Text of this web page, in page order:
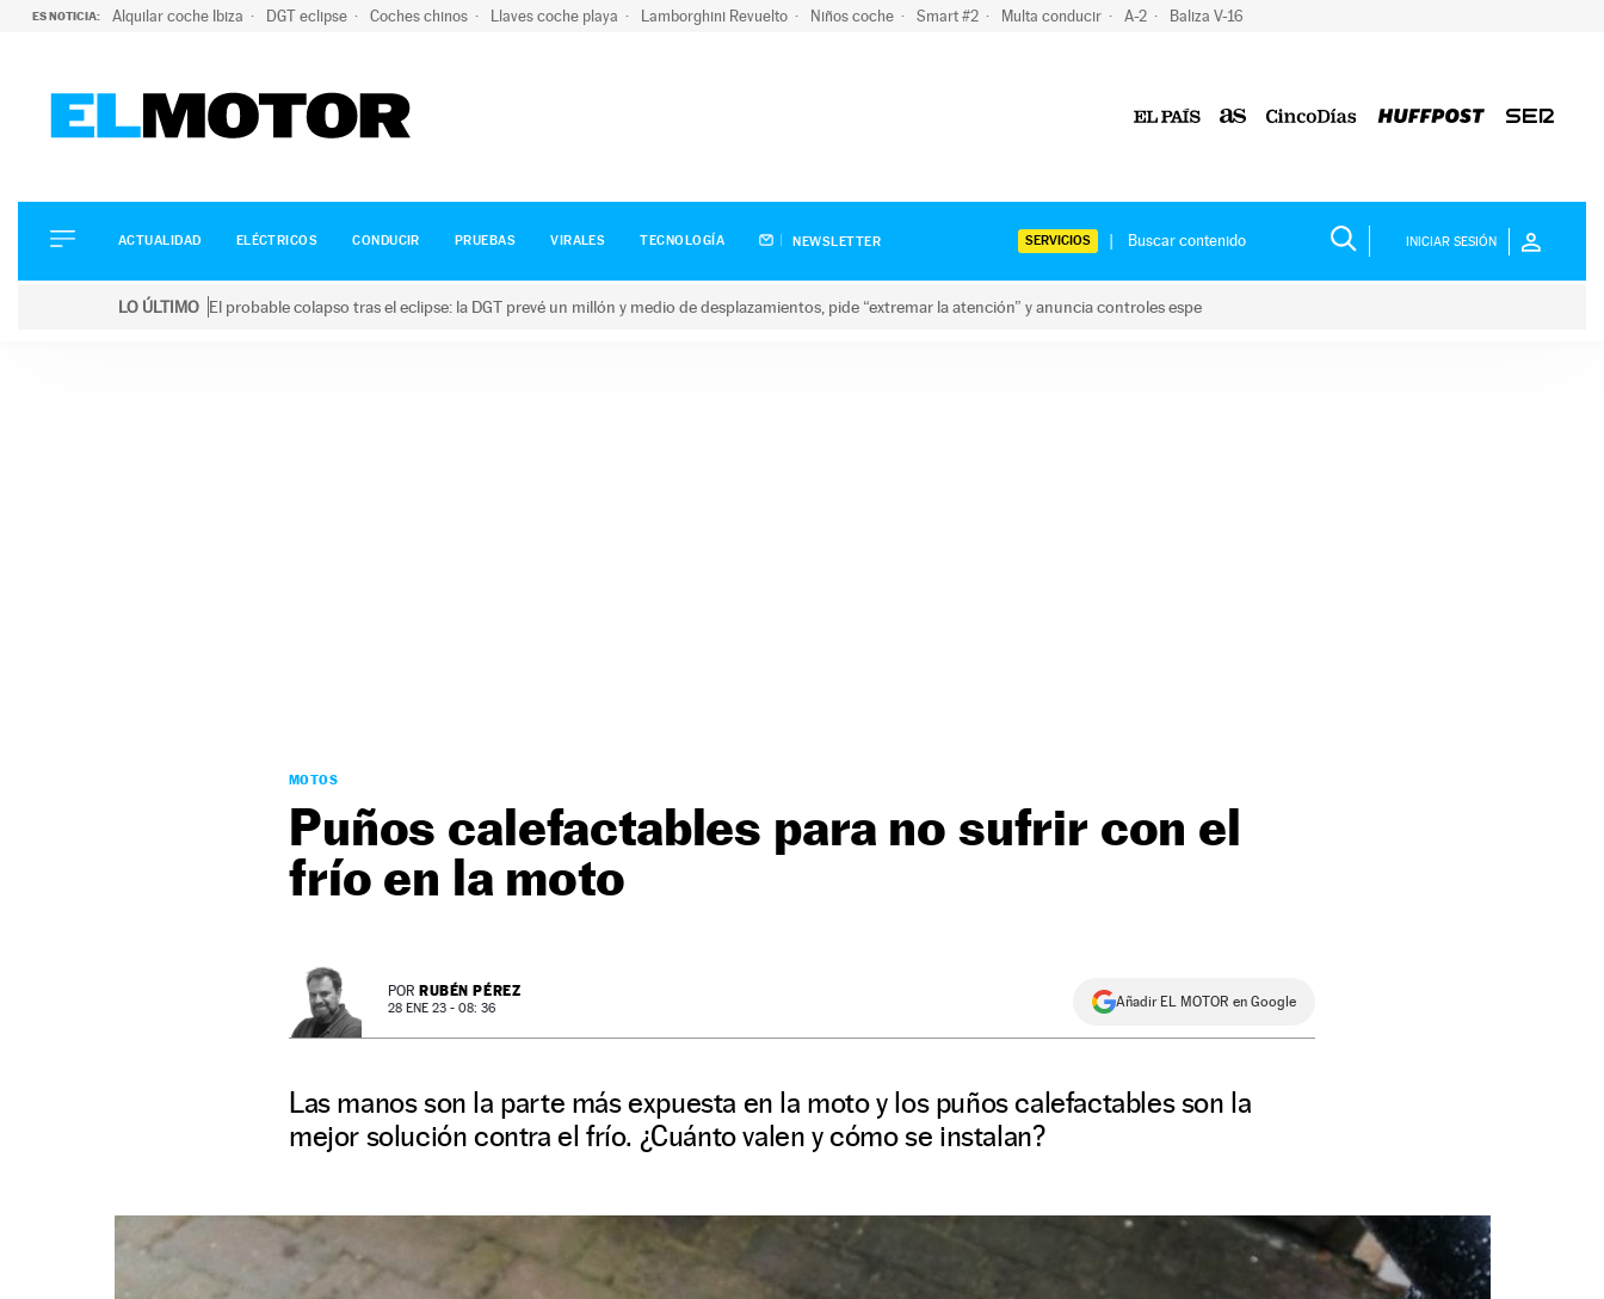
ES NOTICIA: Alquilar coche Ibiza DGT eclipse Coches chinos Llaves coche playa Lamborghini Revuelto Niños coche Smart #2 Multa conducir A-2 Baliza V-16
ELÉCTRICOS
CONDUCIR
ACTUALIDAD ELÉCTRICOS CONDUCIR PRUEBAS VIRALES TECNOLOGÍA NEWSLETTER SERVICIOS INICIAR SESIÓN
LO ÚLTIMO El probable colapso tras el eclipse: la DGT prevé un millón y medio de desplazamientos, pide “extremar la atención” y anuncia controles espe
MOTOS
Puños calefactables para no sufrir con el
frío en la moto
POR RUBÉN PÉREZ
28 ENE 23 - 08: 36 Añadir EL MOTOR en Google
Las manos son la parte más expuesta en la moto y los puños calefactables son la
mejor solución contra el frío. ¿Cuánto valen y cómo se instalan?